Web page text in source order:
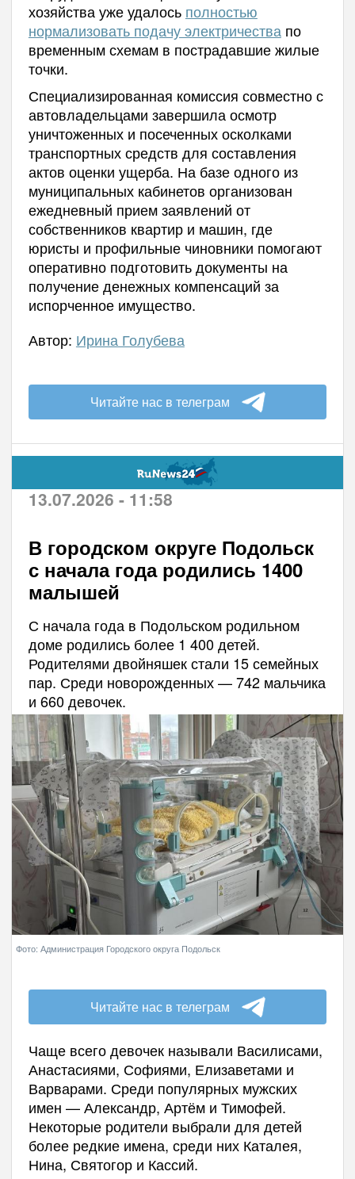
хозяйства уже удалось полностью
нормализовать подачу электричества по
временным схемам в пострадавшие жилые
точки.
Специализированная комиссия совместно с
автовладельцами завершила осмотр
уничтоженных и посеченных осколками
транспортных средств для составления
актов оценки ущерба. На базе одного из
муниципальных кабинетов организован
ежедневный прием заявлений от
собственников квартир и машин, где
юристы и профильные чиновники помогают
оперативно подготовить документы на
получение денежных компенсаций за
испорченное имущество.
Автор: Ирина Голубева
Читайте нас в телеграм
13.07.2026 - 11:58
В городском округе Подольск
с начала года родились 1400
малышей
С начала года в Подольском родильном
доме родились более 1 400 детей.
Родителями двойняшек стали 15 семейных
пар. Среди новорожденных — 742 мальчика
и 660 девочек.
Фото: Администрация Городского округа Подольск
Читайте нас в телеграм
Чаще всего девочек называли Василисами,
Анастасиями, Софиями, Елизаветами и
Варварами. Среди популярных мужских
имен — Александр, Артём и Тимофей.
Некоторые родители выбрали для детей
более редкие имена, среди них Каталея,
Нина, Святогор и Кассий.